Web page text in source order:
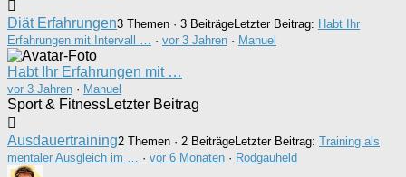
Diät Erfahrungen3 Themen · 3 BeiträgeLetzter Beitrag: Habt Ihr
Erfahrungen mit Intervall …
· vor 3 Jahren · Manuel
Habt Ihr Erfahrungen mit …
vor 3 Jahren · Manuel
Sport & FitnessLetzter Beitrag
Ausdauertraining2 Themen · 2 BeiträgeLetzter Beitrag: Training als
mentaler Ausgleich im …
· vor 6 Monaten · Rodgauheld